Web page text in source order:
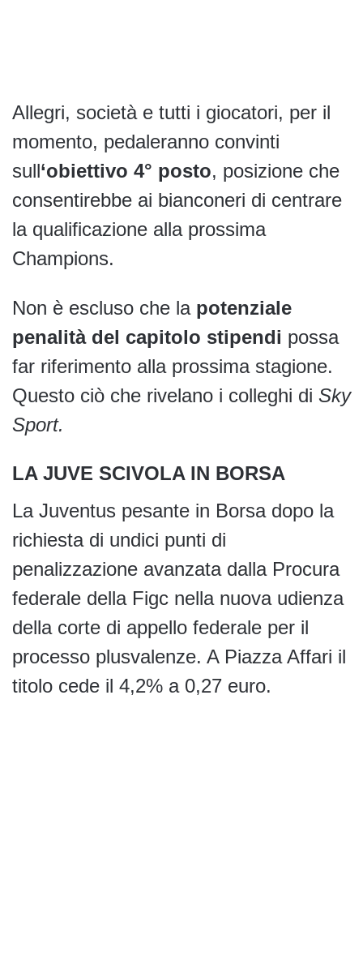
Allegri, società e tutti i giocatori, per il
momento, pedaleranno convinti
sull‘obiettivo 4° posto, posizione che
consentirebbe ai bianconeri di centrare
la qualificazione alla prossima
Champions.
Non è escluso che la potenziale
penalità del capitolo stipendi possa
far riferimento alla prossima stagione.
Questo ciò che rivelano i colleghi di Sky
Sport.
LA JUVE SCIVOLA IN BORSA
La Juventus pesante in Borsa dopo la
richiesta di undici punti di
penalizzazione avanzata dalla Procura
federale della Figc nella nuova udienza
della corte di appello federale per il
processo plusvalenze. A Piazza Affari il
titolo cede il 4,2% a 0,27 euro.